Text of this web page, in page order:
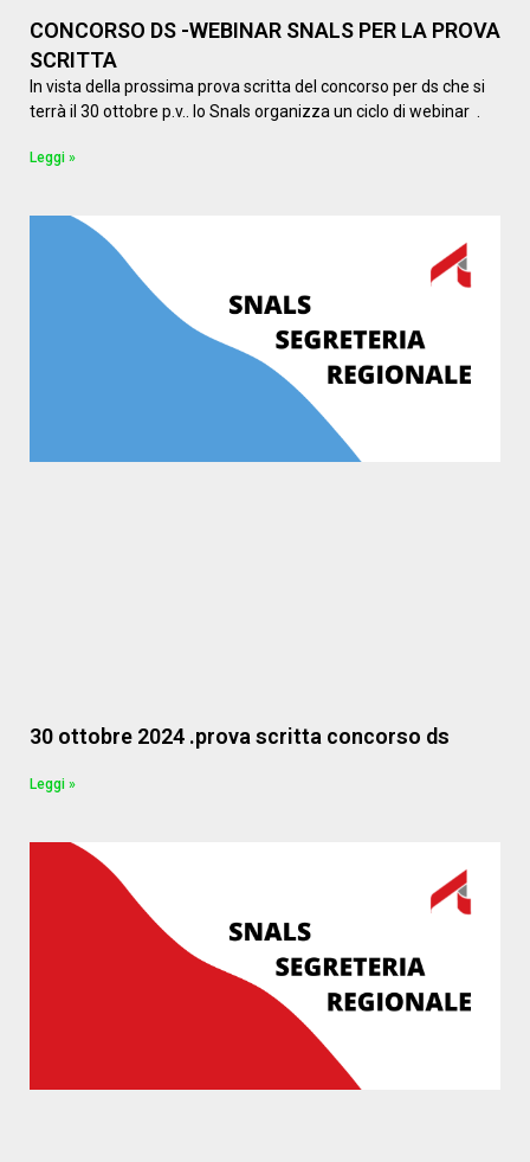
CONCORSO DS -WEBINAR SNALS PER LA PROVA
SCRITTA
In vista della prossima prova scritta del concorso per ds che si
terrà il 30 ottobre p.v.. lo Snals organizza un ciclo di webinar .
Leggi »
30 ottobre 2024 .prova scritta concorso ds
Leggi »